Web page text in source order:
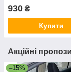
930 ₴
Купити
Акційні
–15%